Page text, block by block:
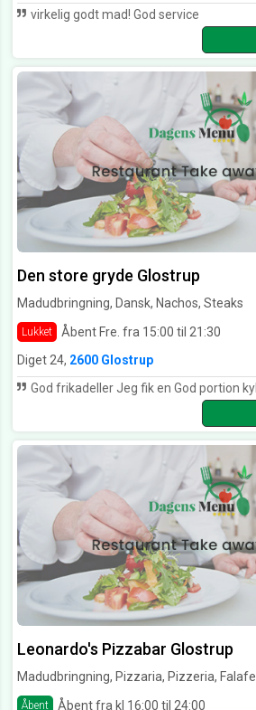
virkelig godt mad! God service
Den store gryde Glostrup
Madudbringning, Dansk, Nachos, Steaks
Lukket Åbent Fre. fra 15:00 til 21:30
Diget 24, 2600 Glostrup
God frikadeller Jeg fik en God portion kylling med kartofler og god sovce fra
Leonardo's Pizzabar Glostrup
Madudbringning, Pizzaria, Pizzeria, Falafel
Åbent Åbent fra kl 16:00 til 24:00